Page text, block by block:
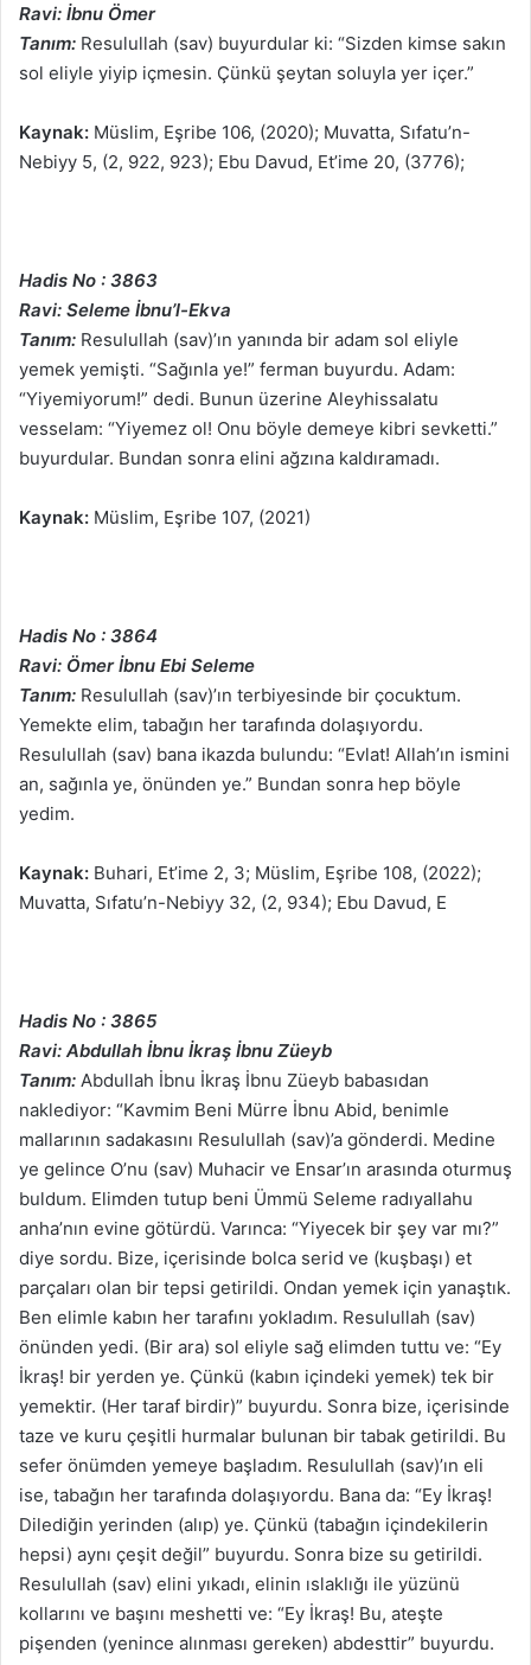
Ravi: İbnu Ömer
Tanım: Resulullah (sav) buyurdular ki: “Sizden kimse sakın
sol eliyle yiyip içmesin. Çünkü şeytan soluyla yer içer.”
Kaynak: Müslim, Eşribe 106, (2020); Muvatta, Sıfatu’n-
Nebiyy 5, (2, 922, 923); Ebu Davud, Et’ime 20, (3776);
Hadis No : 3863
Ravi: Seleme İbnu’l-Ekva
Tanım: Resulullah (sav)’ın yanında bir adam sol eliyle
yemek yemişti. “Sağınla ye!” ferman buyurdu. Adam:
“Yiyemiyorum!” dedi. Bunun üzerine Aleyhissalatu
vesselam: “Yiyemez ol! Onu böyle demeye kibri sevketti.”
buyurdular. Bundan sonra elini ağzına kaldıramadı.
Kaynak: Müslim, Eşribe 107, (2021)
Hadis No : 3864
Ravi: Ömer İbnu Ebi Seleme
Tanım: Resulullah (sav)’ın terbiyesinde bir çocuktum.
Yemekte elim, tabağın her tarafında dolaşıyordu.
Resulullah (sav) bana ikazda bulundu: “Evlat! Allah’ın ismini
an, sağınla ye, önünden ye.” Bundan sonra hep böyle
yedim.
Kaynak: Buhari, Et’ime 2, 3; Müslim, Eşribe 108, (2022);
Muvatta, Sıfatu’n-Nebiyy 32, (2, 934); Ebu Davud, E
Hadis No : 3865
Ravi: Abdullah İbnu İkraş İbnu Züeyb
Tanım: Abdullah İbnu İkraş İbnu Züeyb babasıdan
naklediyor: “Kavmim Beni Mürre İbnu Abid, benimle
mallarının sadakasını Resulullah (sav)’a gönderdi. Medine
ye gelince O’nu (sav) Muhacir ve Ensar’ın arasında oturmuş
buldum. Elimden tutup beni Ümmü Seleme radıyallahu
anha’nın evine götürdü. Varınca: “Yiyecek bir şey var mı?”
diye sordu. Bize, içerisinde bolca serid ve (kuşbaşı) et
parçaları olan bir tepsi getirildi. Ondan yemek için yanaştık.
Ben elimle kabın her tarafını yokladım. Resulullah (sav)
önünden yedi. (Bir ara) sol eliyle sağ elimden tuttu ve: “Ey
İkraş! bir yerden ye. Çünkü (kabın içindeki yemek) tek bir
yemektir. (Her taraf birdir)” buyurdu. Sonra bize, içerisinde
taze ve kuru çeşitli hurmalar bulunan bir tabak getirildi. Bu
sefer önümden yemeye başladım. Resulullah (sav)’ın eli
ise, tabağın her tarafında dolaşıyordu. Bana da: “Ey İkraş!
Dilediğin yerinden (alıp) ye. Çünkü (tabağın içindekilerin
hepsi) aynı çeşit değil” buyurdu. Sonra bize su getirildi.
Resulullah (sav) elini yıkadı, elinin ıslaklığı ile yüzünü
kollarını ve başını meshetti ve: “Ey İkraş! Bu, ateşte
pişenden (yenince alınması gereken) abdesttir” buyurdu.